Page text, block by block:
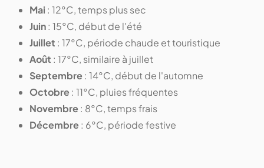
Mai : 12°C, temps plus sec
Juin: 15°C, début de l'été
Juillet : 17°C, période chaude et touristique
Août : 17°C, similaire à juillet
Septembre: 14°C, début de l'automne
Octobre: 11°C, pluies fréquentes
Novembre: 8°C, temps frais
Décembre: 6°C, période festive